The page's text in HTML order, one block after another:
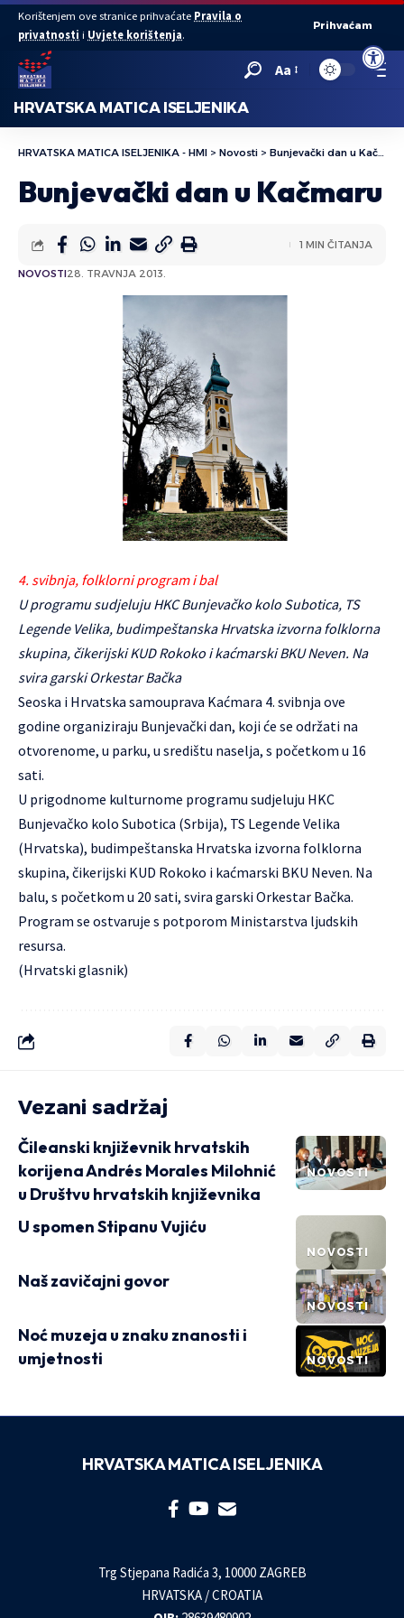
Open
Korištenjem ove stranice prihvaćate Pravila o
privatnosti i Uvjete korištenja.
Prihvaćam
Aa
HRVATSKA MATICA ISELJENIKA
HRVATSKA MATICA ISELJENIKA - HMI > Novosti > Bunjevački dan u Kačmaru
Bunjevački dan u Kačmaru
NOVOSTI28. TRAVNJA 2013.
1 MIN ČITANJA
4. svibnja, folklorni program i bal
U programu sudjeluju HKC Bunjevačko kolo Subotica, TS
Legende Velika, budimpeštanska Hrvatska izvorna folklorna
skupina, čikerijski KUD Rokoko i kaćmarski BKU Neven. Na
svira garski Orkestar Bačka
Seoska i Hrvatska samouprava Kaćmara 4. svibnja ove
godine organiziraju Bunjevački dan, koji će se održati na
otvorenome, u parku, u središtu naselja, s početkom u 16
sati.
U prigodnome kulturnome programu sudjeluju HKC
Bunjevačko kolo Subotica (Srbija), TS Legende Velika
(Hrvatska), budimpeštanska Hrvatska izvorna folklorna
skupina, čikerijski KUD Rokoko i kaćmarski BKU Neven. Na
balu, s početkom u 20 sati, svira garski Orkestar Bačka.
Program se ostvaruje s potporom Ministarstva ljudskih
resursa.
(Hrvatski glasnik)
Vezani sadržaj
NOVOSTI
Čileanski književnik hrvatskih
korijena Andrés Morales Milohnić
u Društvu hrvatskih književnika
NOVOSTI
U spomen Stipanu Vujiću
NOVOSTI
Naš zavičajni govor
NOVOSTI
Noć muzeja u znaku znanosti i
umjetnosti
HRVATSKA MATICA ISELJENIKA
Trg Stjepana Radića 3, 10000 ZAGREB
HRVATSKA / CROATIA